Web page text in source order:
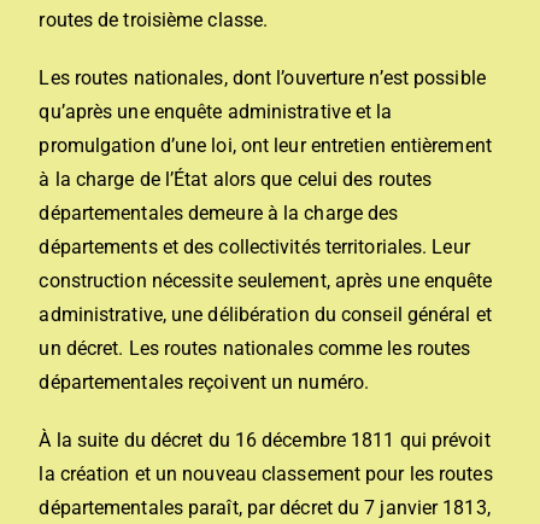
routes de troisième classe.
Les routes nationales, dont l’ouverture n’est possible
qu’après une enquête administrative et la
promulgation d’une loi, ont leur entretien entièrement
à la charge de l’État alors que celui des routes
départementales demeure à la charge des
départements et des collectivités territoriales. Leur
construction nécessite seulement, après une enquête
administrative, une délibération du conseil général et
un décret. Les routes nationales comme les routes
départementales reçoivent un numéro.
À la suite du décret du 16 décembre 1811 qui prévoit
la création et un nouveau classement pour les routes
départementales paraît, par décret du 7 janvier 1813,